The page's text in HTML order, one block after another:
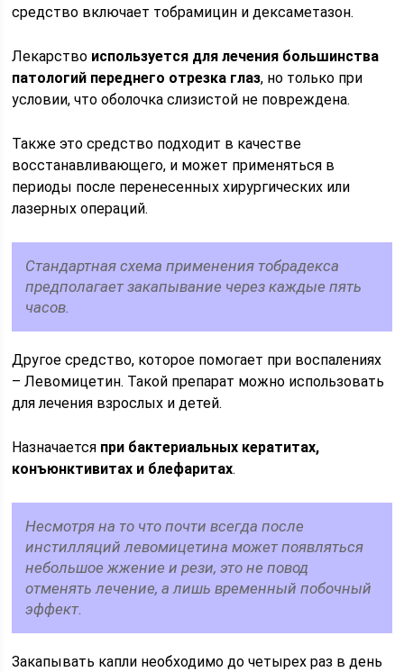
средство включает тобрамицин и дексаметазон.
Лекарство используется для лечения большинства
патологий переднего отрезка глаз, но только при
условии, что оболочка слизистой не повреждена.
Также это средство подходит в качестве
восстанавливающего, и может применяться в
периоды после перенесенных хирургических или
лазерных операций.
Стандартная схема применения тобрадекса
предполагает закапывание через каждые пять
часов.
Другое средство, которое помогает при воспалениях
– Левомицетин. Такой препарат можно использовать
для лечения взрослых и детей.
Назначается при бактериальных кератитах,
конъюнктивитах и блефаритах.
Несмотря на то что почти всегда после
инстилляций левомицетина может появляться
небольшое жжение и рези, это не повод
отменять лечение, а лишь временный побочный
эффект.
Закапывать капли необходимо до четырех раз в день